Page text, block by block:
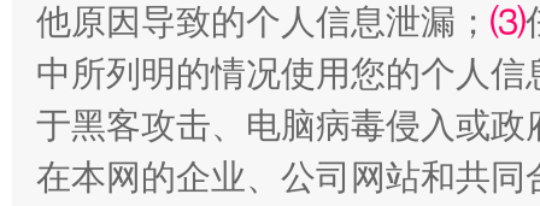
他原因导致的个人信息泄漏； ⑶
中所列明的情况使用您的个人
于黑客攻击、电脑病毒侵入或
在本网的企业、公司网站和共